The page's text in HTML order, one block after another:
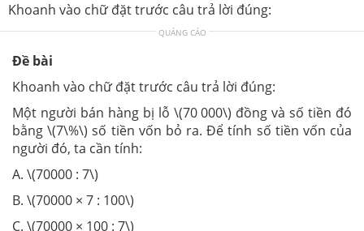
Khoanh vào chữ đặt trước câu trả lời đúng:
QUẢNG CÁO
Đề bài
Khoanh vào chữ đặt trước câu trả lời đúng:
Một người bán hàng bị lỗ \(70 000\) đồng và số tiền đó
bằng \(7\%\) số tiền vốn bỏ ra. Để tính số tiền vốn của
người đó, ta cần tính:
A. \(70000 : 7\)
B. \(70000 × 7 : 100\)
C. \(70000 × 100 : 7\)